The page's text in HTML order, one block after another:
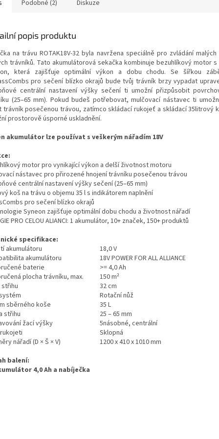
Podobné (2) Diskuze
popis produktu
na trávu ROTAK18V-32 byla navržena speciálně pro zvládání
trávníků. Tato akumulátorová sekačka kombinuje bezuhlíkový motor
která zajišťuje optimální výkon a dobu chodu. Se šířkou
pro sečení blízko okrajů bude tvůj trávník brzy vypadat
centrální nastavení výšky sečení ti umožní přizpůsobit
(25–65 mm). Pokud budeš potřebovat, mulčovací nástavec ti
trávník posečenou trávou, zatímco skládací rukojeť a skládací 35litrový
prostorově úsporné uskladnění.
akumulátor lze používat s veškerým nářadím 18V
motor pro vynikající výkon a delší životnost motoru
nástavec pro přirozené hnojení trávníku posečenou trávou
centrální nastavení výšky sečení (25–65 mm)
koš na trávu o objemu 35 l s indikátorem naplnění
pro sečení blízko okrajů
Syneon zajišťuje optimální dobu chodu a životnost nářadí
PRO CELOU ALIANCI: 1 akumulátor, 10+ značek, 150+ produktů
specifikace:
akumulátoru
18,0 V
akumulátoru
18V POWER FOR ALL ALLIANCE
baterie
>= 4,0 Ah
plocha trávníku, max.
150 m²
32 cm
Rotační nůž
sběrného koše
35 L
střihu
25 – 65 mm
žací výšky
5násobné, centrální
Sklopná
nářadí (D × Š × V)
1200 x 410 x 1010 mm
balení:
4,0 Ah a nabíječka